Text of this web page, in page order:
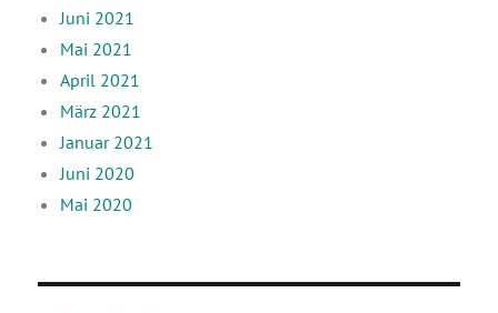
Juni 2021
Mai 2021
April 2021
März 2021
Januar 2021
Juni 2020
Mai 2020